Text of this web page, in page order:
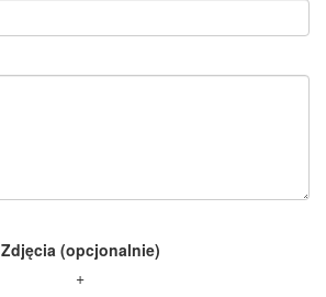
Zdjęcia (opcjonalnie)
+